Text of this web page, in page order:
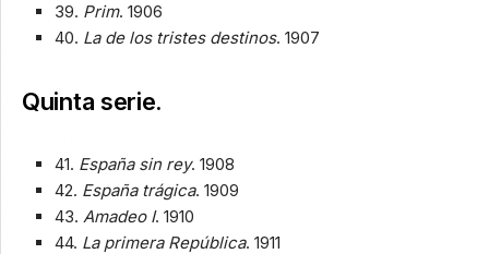
39. Prim. 1906
40. La de los tristes destinos. 1907
Quinta serie.
41. España sin rey. 1908
42. España trágica. 1909
43. Amadeo I. 1910
44. La primera República. 1911